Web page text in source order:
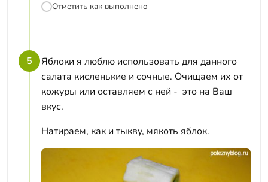
Отметить как выполнено
5
Яблоки я люблю использовать для данного
салата кисленькие и сочные. Очищаем их от
кожуры или оставляем с ней - это на Ваш
вкус.
Натираем, как и тыкву, мякоть яблок.